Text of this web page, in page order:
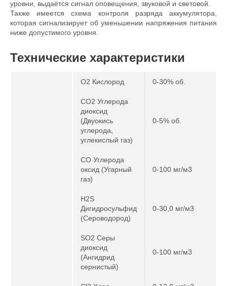
уровни, выдаётся сигнал оповещения, звуковой и световой.
Также имеется схема контроля разряда аккумулятора,
которая сигнализирует об уменьшении напряжения питания
ниже допустимого уровня.
Технические характеристики
O2 Кислород 0-30% об.
CO2 Углерода
диоксид
(Двуокись
углерода,
углекислый газ)
0-5% об.
CO Углерода
оксид (Угарный
газ)
0-100 мг/м3
H2S
Дигидросульфид
(Сероводород)
0-30,0 мг/м3
SO2 Серы
диоксид
(Ангидрид
сернистый)
0-100 мг/м3